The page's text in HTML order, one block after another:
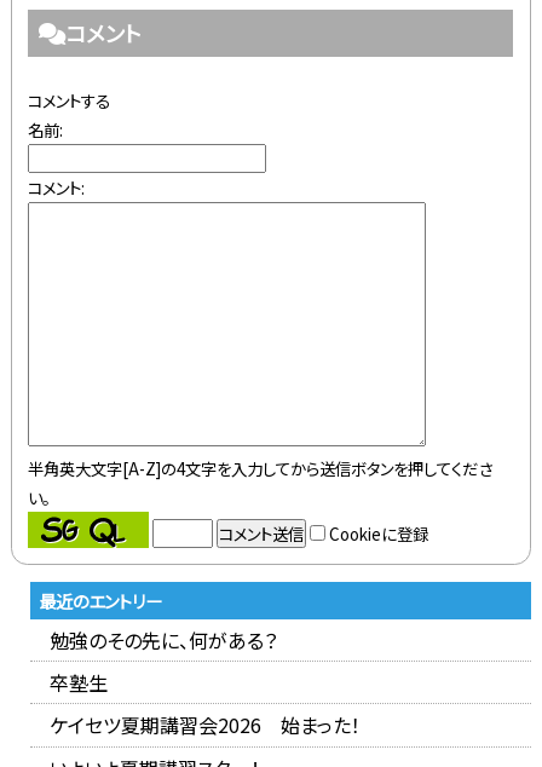
コメント
コメントする
名前:
コメント:
半角英大文字[A-Z]の4文字を入力してから送信ボタンを押してくださ
い。
Cookieに登録
最近のエントリー
勉強のその先に、何がある？
卒塾生
ケイセツ夏期講習会2026 始まった！